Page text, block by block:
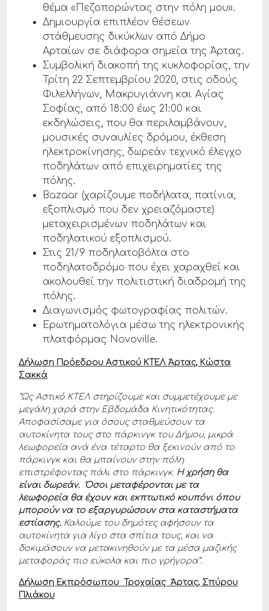
θέμα «Πεζοπορώντας στην πόλη μου».
Δημιουργία επιπλέον θέσεων
στάθμευσης δικύκλων από Δήμο
Αρταίων σε διάφορα σημεία της Άρτας.
Συμβολική διακοπή της κυκλοφορίας, την
Τρίτη 22 Σεπτεμβρίου 2020, στις οδούς
Φιλελλήνων, Μακρυγιάννη και Αγίας
Σοφίας, από 18:00 έως 21:00 και
εκδηλώσεις, που θα περιλαμβάνουν,
μουσικές συναυλίες δρόμου, έκθεση
ηλεκτροκίνησης, δωρεάν τεχνικό έλεγχο
ποδηλάτων από επιχειρηματίες της
πόλης.
Bazaar (χαρίζουμε ποδήλατα, πατίνια,
εξοπλισμό που δεν χρειαζόμαστε)
μεταχειρισμένων ποδηλάτων και
ποδηλατικού εξοπλισμού.
Στις 21/9 ποδηλατοβόλτα στο
ποδηλατοδρόμο που έχει χαραχθεί και
ακολουθεί την πολιτιστική διαδρομή της
πόλης.
Διαγωνισμός φωτογραφίας πολιτών.
Ερωτηματολόγια μέσω της ηλεκτρονικής
πλατφόρμας Novoville.
Δήλωση Πρόεδρου Αστικού ΚΤΕΛ Άρτας, Κώστα
Σακκά
“Ως Αστικό ΚΤΕΛ στηρίζουμε και συμμετέχουμε με
μεγάλη χαρά στην Εβδομάδα Κινητικότητας.
Αποφασίσαμε για όσους σταθμεύσουν τα
αυτοκίνητα τους στο πάρκινγκ του Δήμου, μικρά
λεωφορεία ανά ένα τέταρτο θα ξεκινούν από το
πάρκινγκ και θα μπαίνουν στην πόλη
επιστρέφοντας πάλι στο πάρκινγκ. Η χρήση θα
είναι δωρεάν. Όσοι μεταφέρονται με τα
λεωφορεία θα έχουν και εκπτωτικό κουπόνι όπου
μπορούν να το εξαργυρώσουν στα καταστήματα
εστίασης. Καλούμε του δημότες αφήσουν τα
αυτοκίνητα για λίγο στα σπίτια τους, και να
δοκιμάσουν να μετακινηθούν με τα μέσα μαζικής
μεταφοράς πιο εύκολα και πιο γρήγορα”.
Δήλωση Εκπρόσωπου Τροχαίας Άρτας, Σπύρου
Πλιάκου